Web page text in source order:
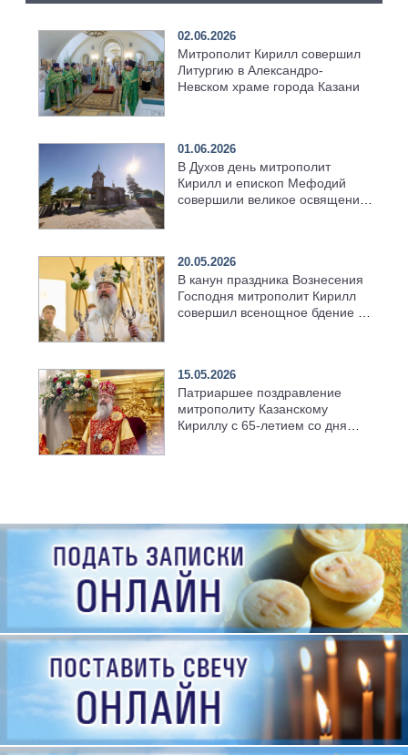
02.06.2026
Митрополит Кирилл совершил
Литургию в Александро-
Невском храме города Казани
01.06.2026
В Духов день митрополит
Кирилл и епископ Мефодий
совершили великое освящение
20.05.2026
В канун праздника Вознесения
Господня митрополит Кирилл
совершил всенощное бдение в
15.05.2026
Патриаршее поздравление
митрополиту Казанскому
Кириллу с 65-летием со дня